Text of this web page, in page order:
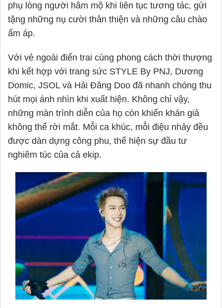
phụ lòng người hâm mộ khi liên tục tương tác, gửi
tặng những nụ cười thân thiện và những câu chào
ấm áp.
Với vẻ ngoài điển trai cùng phong cách thời thượng
khi kết hợp với trang sức STYLE By PNJ, Dương
Domic, JSOL và Hải Đăng Doo đã nhanh chóng thu
hút mọi ánh nhìn khi xuất hiện. Không chỉ vậy,
những màn trình diễn của họ còn khiến khán giả
không thể rời mắt. Mỗi ca khúc, mỗi điệu nhảy đều
được dàn dựng công phu, thể hiện sự đầu tư
nghiêm túc của cả ekip.